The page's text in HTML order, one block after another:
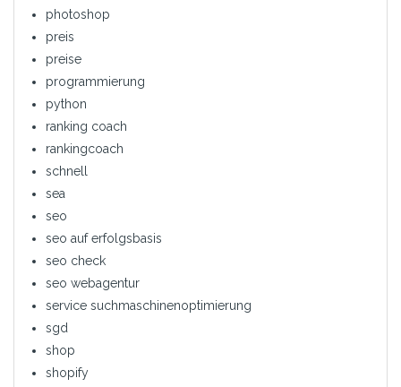
photoshop
preis
preise
programmierung
python
ranking coach
rankingcoach
schnell
sea
seo
seo auf erfolgsbasis
seo check
seo webagentur
service suchmaschinenoptimierung
sgd
shop
shopify